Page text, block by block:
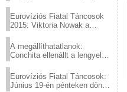
Eurovíziós Fiatal Táncosok
2015: Viktoria Nowak a
A megállíthatatlanok:
Conchita ellenállt a lengyel
Eurovíziós Fiatal Táncosok:
Június 19-én pénteken döntő